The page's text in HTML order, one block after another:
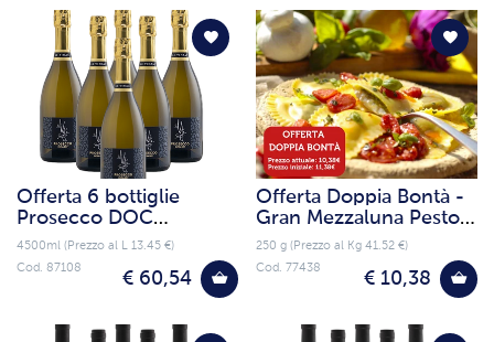
Offerta 6 bottiglie
Prosecco DOC
Spumante extra dry
4500ml (Prezzo al L 13.45 €)
€ 60,54
Cod. 87108
Offerta Doppia Bontà -
Gran Mezzaluna Pesto e
Burrata
250 g (Prezzo al Kg 41.52 €)
€ 10,38
Cod. 77438